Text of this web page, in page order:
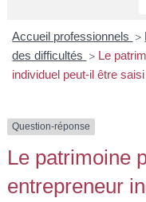
Accueil professionnels >
des difficultés > Le
individuel peut-il être
Question-réponse
Le patrimoine
entrepreneur